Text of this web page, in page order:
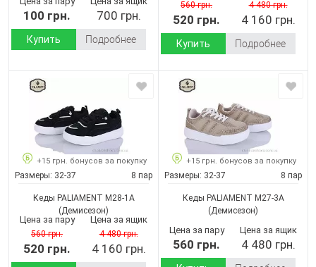
100 грн. 700 грн.
Купить Подробнее
560 грн.
520 грн.
4 480 грн.
4 160 грн.
Купить Подробнее
+15 грн. бонусов за покупку
Размеры: 32-37 8 пар
Кеды PALIAMENT M28-1A
(Демисезон)
Цена за пару
560 грн.
520 грн.
Цена за ящик
4 480 грн.
4 160 грн.
+15 грн. бонусов за покупку
Размеры: 32-37 8 пар
Кеды PALIAMENT M27-3A
(Демисезон)
Цена за пару
560 грн.
Цена за ящик
4 480 грн.